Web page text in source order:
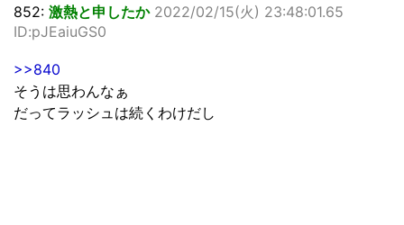
852: 激熱と申したか 2022/02/15(火) 23:48:01.65
ID:pJEaiuGS0
>>840
そうは思わんなぁ
だってラッシュは続くわけだし